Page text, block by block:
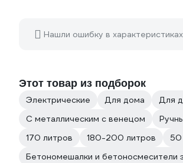
Нашли ошибку в
Этот товар из подборок
Электрические Для дома Для
С металлическим с венецом
170 литров
180-200 литров 50
Бетономешалки и бетоносмесители